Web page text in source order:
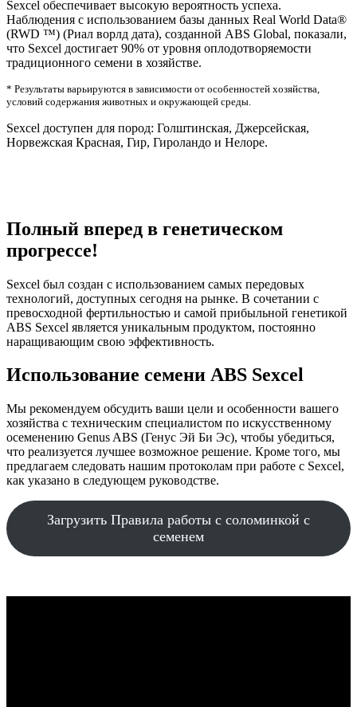
Sexcel обеспечивает высокую вероятность успеха.
Наблюдения с использованием базы данных Real World Data®
(RWD ™) (Риал ворлд дата), созданной ABS Global, показали,
что Sexcel достигает 90% от уровня оплодотворяемости
традиционного семени в хозяйстве.
* Результаты варьируются в зависимости от особенностей хозяйства,
условий содержания животных и окружающей среды.
Sexcel доступен для пород: Голштинская, Джерсейская,
Норвежская Красная, Гир, Гироландо и Нелоре.
Полный вперед в генетическом
прогрессе!
Sexcel был создан с использованием самых передовых
технологий, доступных сегодня на рынке. В сочетании с
превосходной фертильностью и самой прибыльной генетикой
ABS Sexcel является уникальным продуктом, постоянно
наращивающим свою эффективность.
Использование семени ABS Sexcel
Мы рекомендуем обсудить ваши цели и особенности вашего
хозяйства с техническим специалистом по искусственному
осеменению Genus ABS (Генус Эй Би Эс), чтобы убедиться,
что реализуется лучшее возможное решение. Кроме того, мы
предлагаем следовать нашим протоколам при работе с Sexcel,
как указано в следующем руководстве.
Загрузить Правила работы с соломинкой с
семенем